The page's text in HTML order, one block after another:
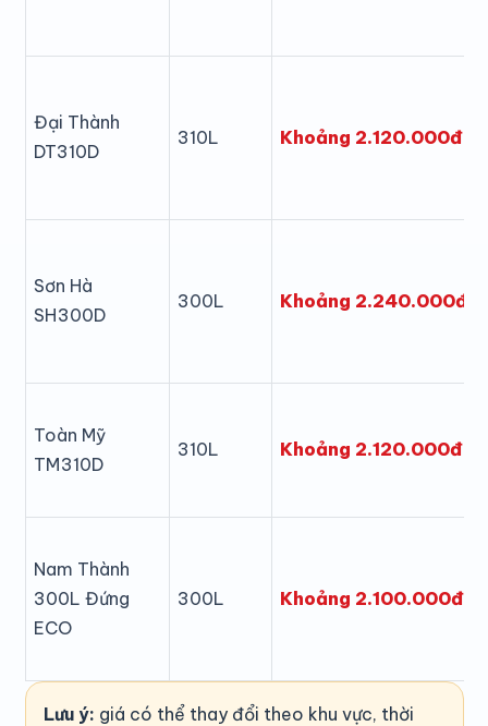
Đại Thành
DT310D
310L Khoảng 2.120.000đ
Sơn Hà
SH300D
300L Khoảng 2.240.000đ
Toàn Mỹ
TM310D
310L Khoảng 2.120.000đ
Nam Thành
300L Đứng
ECO
300L Khoảng 2.100.000đ
Lưu ý: giá có thể thay đổi theo khu vực, thời